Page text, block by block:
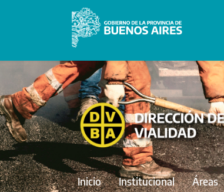
Inicio Institucional Áreas